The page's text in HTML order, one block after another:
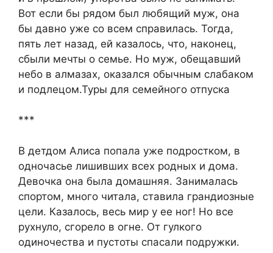
Вот если бы рядом был любящий муж, она
бы давно уже со всем справилась. Тогда,
пять лет назад, ей казалось, что, наконец,
сбыли мечты о семье. Но муж, обещавший
небо в алмазах, оказался обычным слабаком
и подлецом.Туры для семейного отпуска
***
В детдом Алиса попала уже подростком, в
одночасье лишивших всех родных и дома.
Девочка она была домашняя. Занималась
спортом, много читала, ставила грандиозные
цели. Казалось, весь мир у ее ног! Но все
рухнуло, сгорело в огне. От гулкого
одиночества и пустоты спасали подружки.